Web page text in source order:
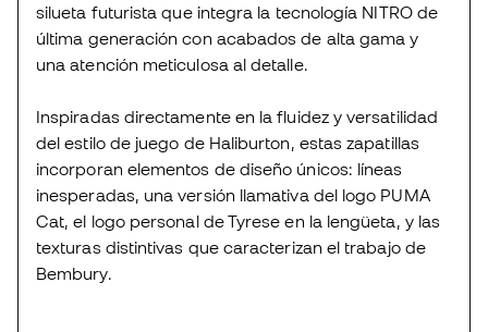
silueta futurista que integra la tecnología NITRO de
última generación con acabados de alta gama y
una atención meticulosa al detalle.
Inspiradas directamente en la fluidez y versatilidad
del estilo de juego de Haliburton, estas zapatillas
incorporan elementos de diseño únicos: líneas
inesperadas, una versión llamativa del logo PUMA
Cat, el logo personal de Tyrese en la lengüeta, y las
texturas distintivas que caracterizan el trabajo de
Bembury.